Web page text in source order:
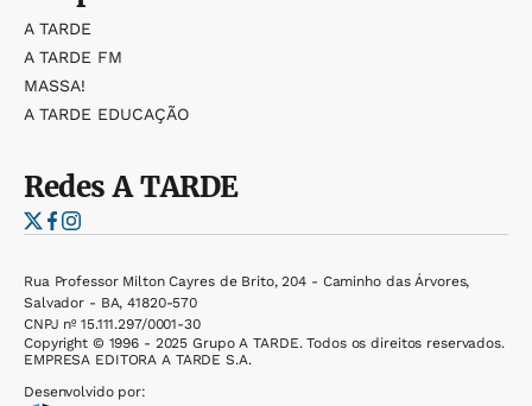
A TARDE
A TARDE FM
MASSA!
A TARDE EDUCAÇÃO
RedesA TARDE
Rua Professor Milton Cayres de Brito, 204 - Caminho das Árvores,
Salvador - BA, 41820-570
CNPJ nº 15.111.297/0001-30
Copyright © 1996 - 2025 Grupo A TARDE. Todos os direitos reservados.
EMPRESA EDITORA A TARDE S.A.
Desenvolvido por: